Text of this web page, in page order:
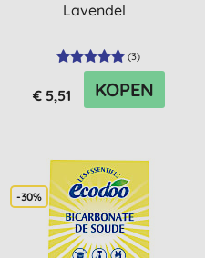
Lavendel
(3)
€ 5,51 KOPEN
-30%